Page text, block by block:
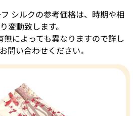
シルクの参考価格は、時期や相
変動致します。
無によっても異なりますので詳し
問い合わせください。